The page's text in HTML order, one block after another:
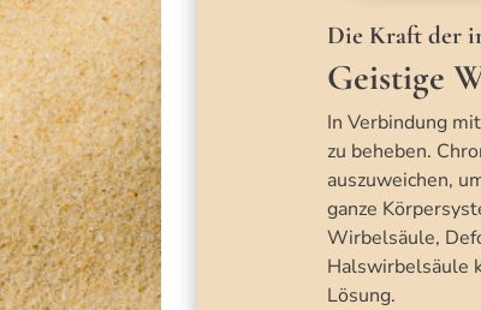
Die Kraft der
Geistige
In Verbindung
zu beheben.
auszuweichen,
ganze
Wirbelsäule,
Halswirbelsäule
Lösung.